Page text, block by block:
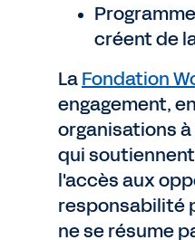
créent de
LaFondation
engagement,
organisations
qui
l'accès aux
responsabilité
ne se résume